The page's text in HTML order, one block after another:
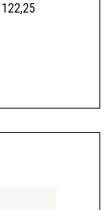
122,25